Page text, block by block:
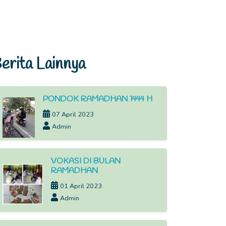
Lainnya
PONDOK RAMADHAN 1444 H
07 April 2023
Admin
VOKASI DI BULAN
RAMADHAN
01 April 2023
Admin